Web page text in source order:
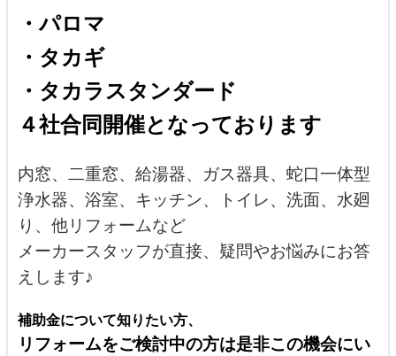
・パロマ
・タカギ
・タカラスタンダード
４社合同開催となっております
内窓、二重窓、給湯器、ガス器具、蛇口一体型
浄水器、浴室、キッチン、トイレ、洗面、水廻
り、他リフォームなど
メーカースタッフが直接、疑問やお悩みにお答
えします♪
補助金について知りたい方、
リフォームをご検討中の方は是非この機会にい